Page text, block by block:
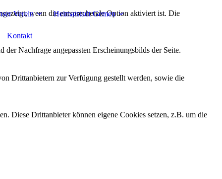
Verein Heimatstadt Gemen
Kontakt
wenn die entsprechende Option aktiviert ist. Die
Nachfrage angepassten Erscheinungsbilds der Seite.
Drittanbietern zur Verfügung gestellt werden, sowie die
Diese Drittanbieter können eigene Cookies setzen, z.B. um die